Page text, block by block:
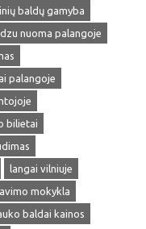
baldų gamyba
nuoma palangoje
palangoje
bilietai
langai vilniuje
mokykla
baldai kainos